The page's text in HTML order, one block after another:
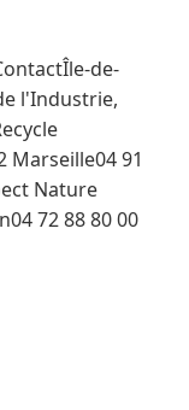
de-
l'Industrie,
Marseille04 91
Nature
72 88 80 00